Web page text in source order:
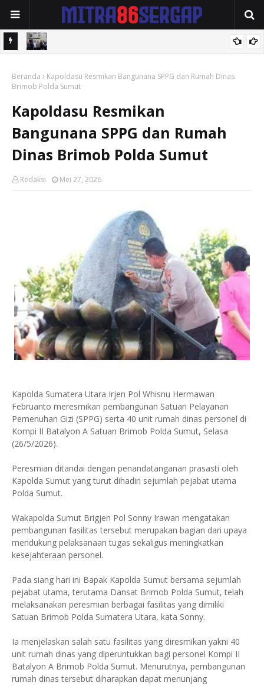
Tokoh Agama Jadi Pilar Menjaga Kamtibmas
Beranda
Kapoldasu Resmikan Bangunana SPPG dan Rumah Dinas
Brimob Polda Sumut
Kapoldasu Resmikan
Bangunana SPPG dan Rumah
Dinas Brimob Polda Sumut
Redaksi Mei 27, 2026
Kapolda Sumatera Utara Irjen Pol Whisnu Hermawan
Februanto meresmikan pembangunan Satuan Pelayanan
Pemenuhan Gizi (SPPG) serta 40 unit rumah dinas personel di
Kompi II Batalyon A Satuan Brimob Polda Sumut, Selasa
(26/5/2026).
Peresmian ditandai dengan penandatanganan prasasti oleh
Kapolda Sumut yang turut dihadiri sejumlah pejabat utama
Polda Sumut.
Wakapolda Sumut Brigjen Pol Sonny Irawan mengatakan
pembangunan fasilitas tersebut merupakan bagian dari upaya
mendukung pelaksanaan tugas sekaligus meningkatkan
kesejahteraan personel.
Pada siang hari ini Bapak Kapolda Sumut bersama sejumlah
pejabat utama, terutama Dansat Brimob Polda Sumut, telah
melaksanakan peresmian berbagai fasilitas yang dimiliki
Satuan Brimob Polda Sumatera Utara, kata Sonny.
Ia menjelaskan salah satu fasilitas yang diresmikan yakni 40
unit rumah dinas yang diperuntukkan bagi personel Kompi II
Batalyon A Brimob Polda Sumut. Menurutnya, pembangunan
rumah dinas tersebut diharapkan dapat menunjang